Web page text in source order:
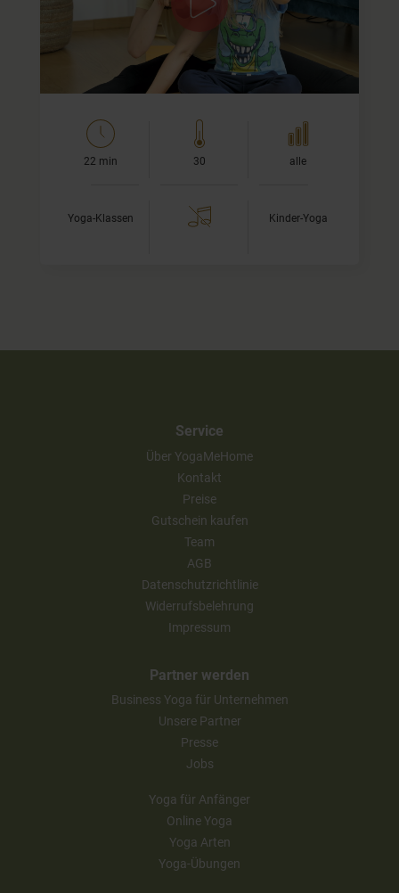
bettelarme Piraten stechen wir zunächst mit unserem
Ruderboot in See…
22 min 30 alle
Yoga-Klassen Kinder-Yoga
Service
Über YogaMeHome
Kontakt
Preise
Gutschein kaufen
Team
AGB
Datenschutzrichtlinie
Widerrufsbelehrung
Impressum
Partner werden
Business Yoga für Unternehmen
Unsere Partner
Presse
Jobs
Yoga für Anfänger
Online Yoga
Yoga Arten
Yoga-Übungen